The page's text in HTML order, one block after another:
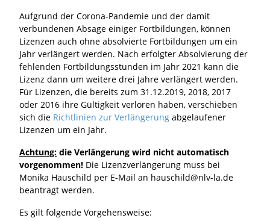
Aufgrund der Corona-Pandemie und der damit
verbundenen Absage einiger Fortbildungen, können
Lizenzen auch ohne absolvierte Fortbildungen um ein
Jahr verlängert werden. Nach erfolgter Absolvierung der
fehlenden Fortbildungsstunden im Jahr 2021 kann die
Lizenz dann um weitere drei Jahre verlängert werden.
Für Lizenzen, die bereits zum 31.12.2019, 2018, 2017
oder 2016 ihre Gültigkeit verloren haben, verschieben
sich die Richtlinien zur Verlängerung abgelaufener
Lizenzen um ein Jahr.
Achtung: die Verlängerung wird nicht automatisch
vorgenommen! Die Lizenzverlängerung muss bei
Monika Hauschild per E-Mail an hauschild@nlv-la.de
beantragt werden.
Es gilt folgende Vorgehensweise: